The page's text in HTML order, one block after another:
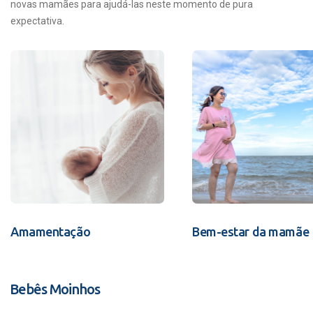
novas mamães para ajudá-las neste momento de pura
expectativa.
Amamentação Bem-estar da mamãe
Bebês Moinhos